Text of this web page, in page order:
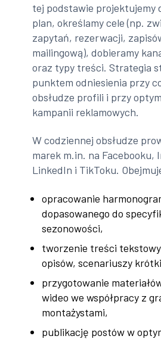
tej podstawie projektujemy
plan, określamy cele (np.
zapytań, rezerwacji,
mailingową), dobieramy
oraz typy treści. Strategia
punktem odniesienia przy
obsłudze profili i przy
kampanii reklamowych.
W codziennej obsłudze
marek m.in. na Facebooku,
LinkedIn i TikToku.
opracowanie
dopasowanego do
sezonowości,
tworzenie treści
opisów, scenariuszy
przygotowanie
wideo we współpracy z
montażystami,
publikację postów w